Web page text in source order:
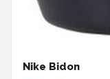
Nike Bidon